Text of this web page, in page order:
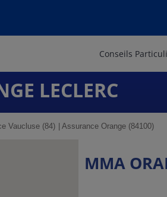
Conseils
LECLERC
Vaucluse (84) Assurance Orange (84100)
MMA